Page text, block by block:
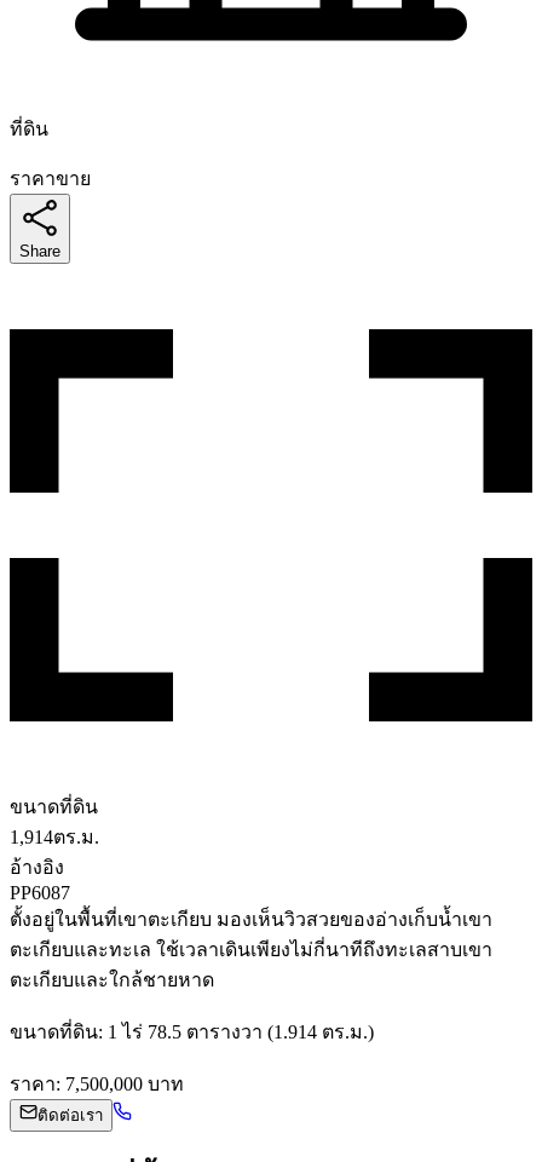
ที่ดิน
ราคาขาย
Share
ขนาดที่ดิน
1,914ตร.ม.
อ้างอิง
PP6087
ตั้งอยู่ในพื้นที่เขาตะเกียบ มองเห็นวิวสวยของอ่างเก็บน้ำเขา
ตะเกียบและทะเล ใช้เวลาเดินเพียงไม่กี่นาทีถึงทะเลสาบเขา
ตะเกียบและใกล้ชายหาด
ขนาดที่ดิน: 1 ไร่ 78.5 ตารางวา (1.914 ตร.ม.)
ราคา: 7,500,000 บาท
ติดต่อเรา